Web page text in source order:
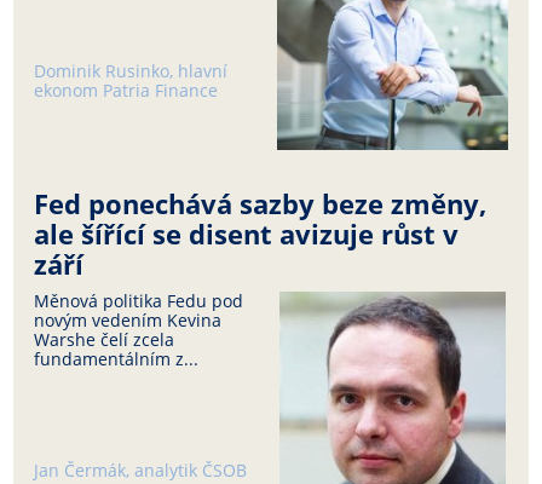
Dominik Rusinko, hlavní
ekonom Patria Finance
Fed ponechává sazby beze změny,
ale šířící se disent avizuje růst v
září
Měnová politika Fedu pod
novým vedením Kevina
Warshe čelí zcela
fundamentálním z...
Jan Čermák, analytik ČSOB